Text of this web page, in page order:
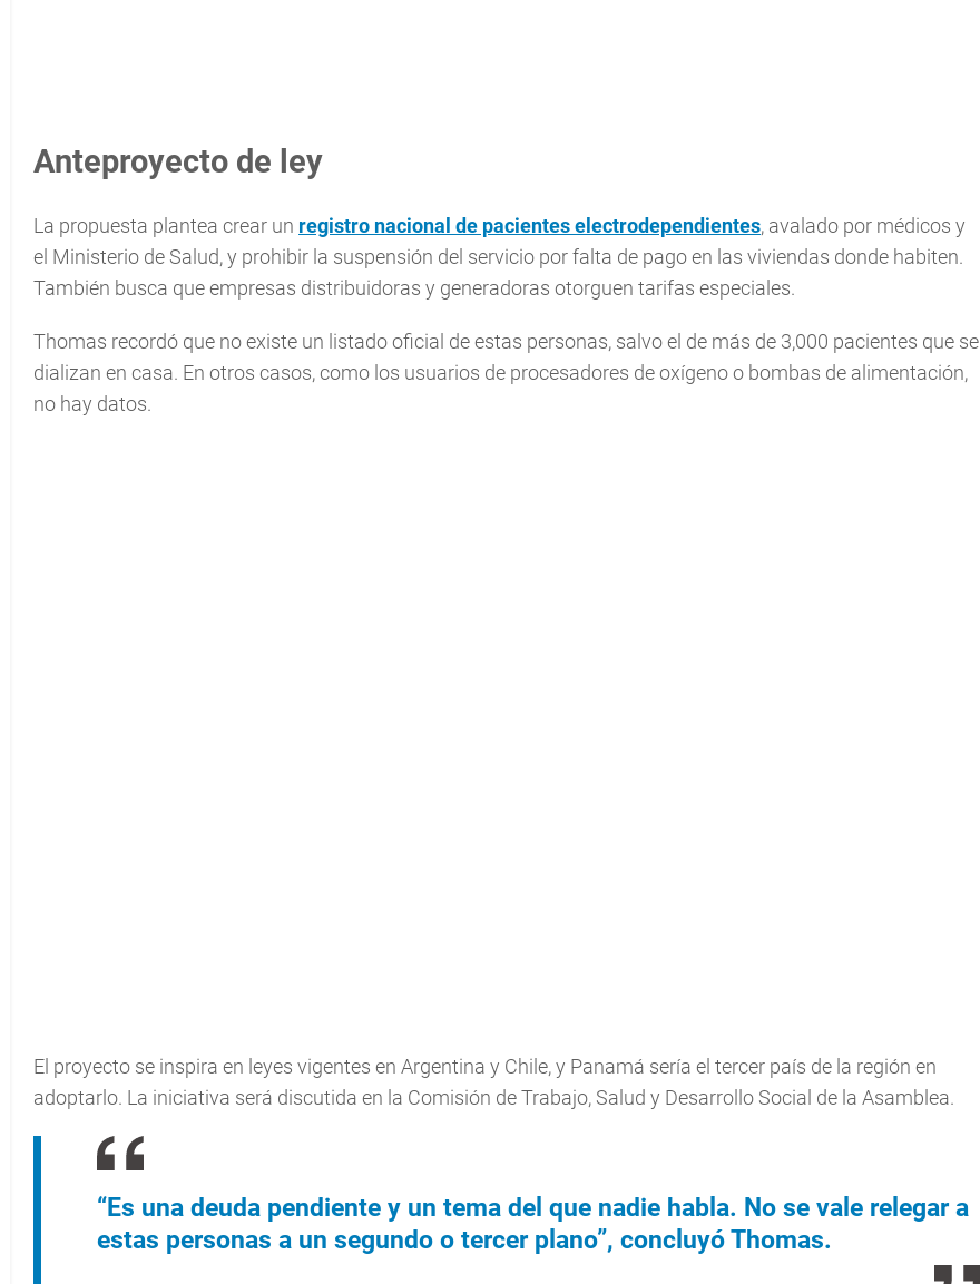
Anteproyecto de ley
La propuesta plantea crear un registro nacional de pacientes electrodependientes, avalado por médicos y
el Ministerio de Salud, y prohibir la suspensión del servicio por falta de pago en las viviendas donde habiten.
También busca que empresas distribuidoras y generadoras otorguen tarifas especiales.
Thomas recordó que no existe un listado oficial de estas personas, salvo el de más de 3,000 pacientes que se
dializan en casa. En otros casos, como los usuarios de procesadores de oxígeno o bombas de alimentación,
no hay datos.
El proyecto se inspira en leyes vigentes en Argentina y Chile, y Panamá sería el tercer país de la región en
adoptarlo. La iniciativa será discutida en la Comisión de Trabajo, Salud y Desarrollo Social de la Asamblea.
“Es una deuda pendiente y un tema del que nadie habla. No se vale relegar a
estas personas a un segundo o tercer plano”, concluyó Thomas.